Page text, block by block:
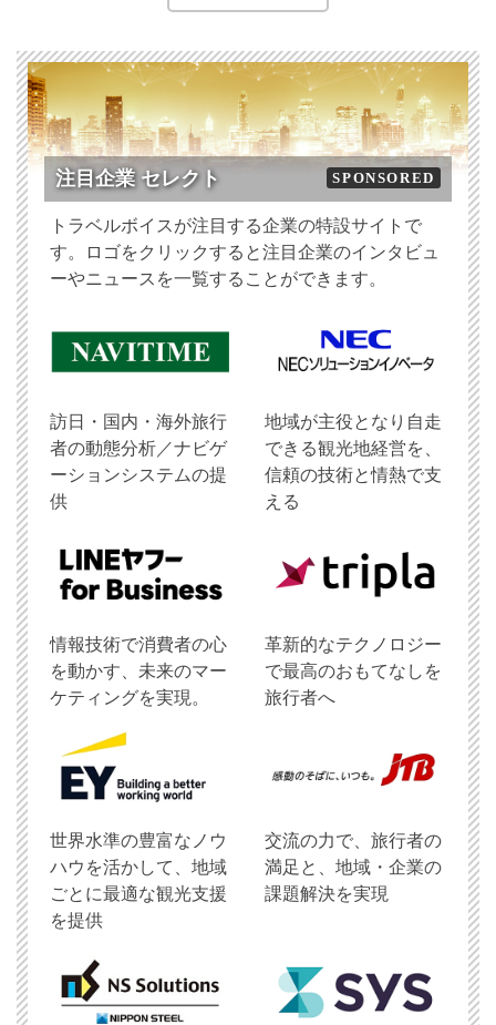
注目企業 セレクト SPONSORED
トラベルボイスが注目する企業の特設サイトで
す。ロゴをクリックすると注目企業のインタビュ
ーやニュースを一覧することができます。
訪日・国内・海外旅行
者の動態分析／ナビゲ
ーションシステムの提
供
地域が主役となり自走
できる観光地経営を、
信頼の技術と情熱で支
える
情報技術で消費者の心
を動かす、未来のマー
ケティングを実現。
革新的なテクノロジー
で最高のおもてなしを
旅行者へ
世界水準の豊富なノウ
ハウを活かして、地域
ごとに最適な観光支援
を提供
交流の力で、旅行者の
満足と、地域・企業の
課題解決を実現